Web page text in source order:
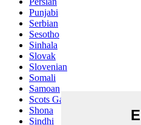
Punjabi
Serbian
Sesotho
Sinhala
Slovak
Slovenian
Somali
Samoan
Scots Gaelic
Shona
Sindhi